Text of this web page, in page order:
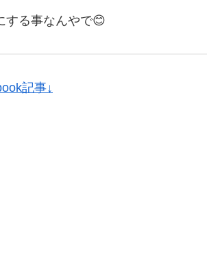
する事なんやで😊
記事↓